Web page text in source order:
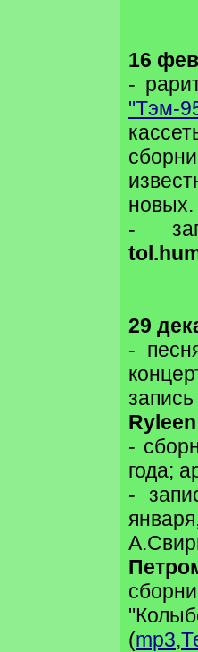
16
-
"Тэм-
новых.
-
29
-
Ryleen
-
года;
-
(mp3,